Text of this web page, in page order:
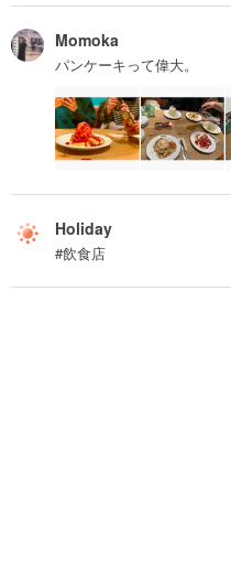
Momoka
パンケーキって偉大。
Holiday
#飲食店